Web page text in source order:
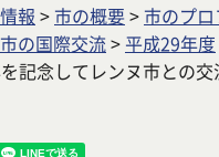
報 >市の概要>市のプ
の国際交流> 平成29年度
記念してレンヌ市との